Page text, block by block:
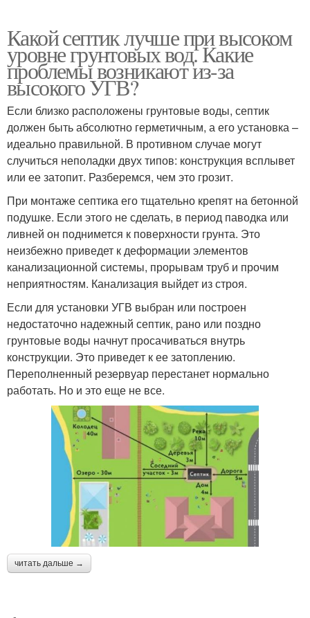
Какой септик лучше при высоком
уровне грунтовых вод. Какие
проблемы возникают из-за
высокого УГВ?
Если близко расположены грунтовые воды, септик
должен быть абсолютно герметичным, а его установка –
идеально правильной. В противном случае могут
случиться неполадки двух типов: конструкция всплывет
или ее затопит. Разберемся, чем это грозит.
При монтаже септика его тщательно крепят на бетонной
подушке. Если этого не сделать, в период паводка или
ливней он поднимется к поверхности грунта. Это
неизбежно приведет к деформации элементов
канализационной системы, прорывам труб и прочим
неприятностям. Канализация выйдет из строя.
Если для установки УГВ выбран или построен
недостаточно надежный септик, рано или поздно
грунтовые воды начнут просачиваться внутрь
конструкции. Это приведет к ее затоплению.
Переполненный резервуар перестанет нормально
работать. Но и это еще не все.
читать дальше →